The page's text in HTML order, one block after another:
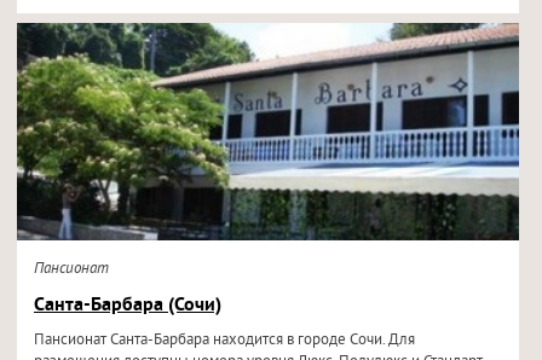
Пансионат
Санта-Барбара (Сочи)
Пансионат Санта-Барбара находится в городе Сочи. Для